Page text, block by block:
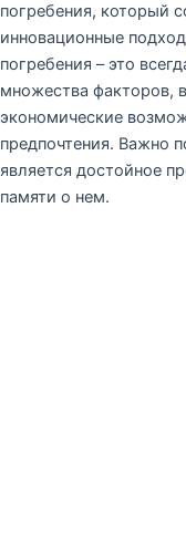
погребения, который
инновационные
погребения – это
множества факторов,
экономические
предпочтения. Важно
является достойное
памяти о нем.